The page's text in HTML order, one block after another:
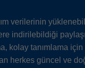
verilerinin
indirilebildiği
kolay tanımlama
herkes güncel ve